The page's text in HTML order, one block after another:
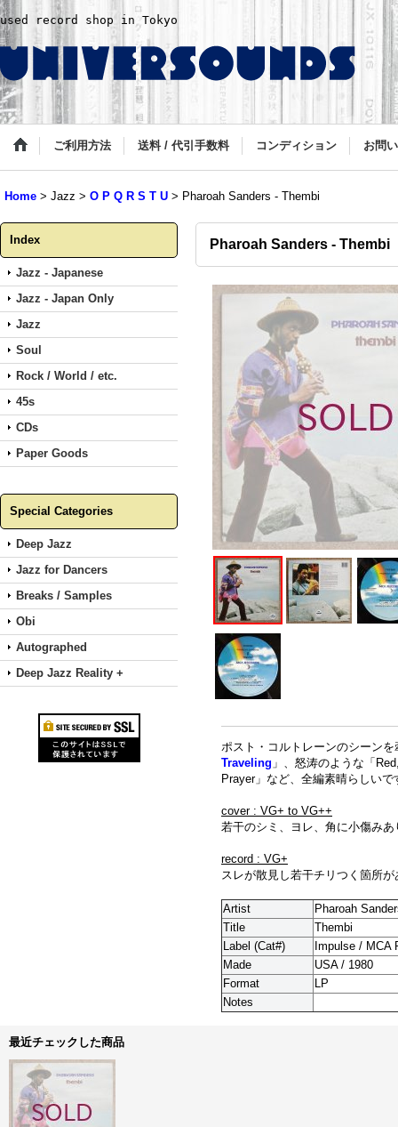
used record shop in Tokyo
ご利用方法 送料 / 代引手数料 コンディション お問
Home > Jazz > O P Q R S T U > Pharoah Sanders - Thembi
Index
Jazz - Japanese
Jazz - Japan Only
Jazz
Soul
Rock / World / etc.
45s
CDs
Paper Goods
Special Categories
Deep Jazz
Jazz for Dancers
Breaks / Samples
Obi
Autographed
Deep Jazz Reality +
Pharoah Sanders - Thembi
ポスト・コルトレーンのシーン
Traveling 」、怒涛のような「
Prayer」など、全編素晴らしい
cover : VG+ to VG++
若干のシミ、ヨレ、角に小傷みあ
record : VG+
スレが散見し若干チリつく箇所
Artist
Pharoah
Title
Thembi
Label (Cat#)
Impulse / MCA
Made
USA / 1980
Format
LP
Notes
最近チェックした商品